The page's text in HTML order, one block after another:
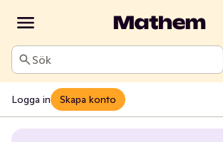
Sök
Logga in Skapa konto